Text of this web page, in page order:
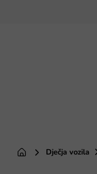
PočetnaDječja vozila